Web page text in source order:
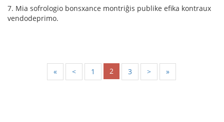
7. Mia sofrologio bonsxance montriĝis publike efika kontraux
vendodeprimo.
« < 1 2 3 > »